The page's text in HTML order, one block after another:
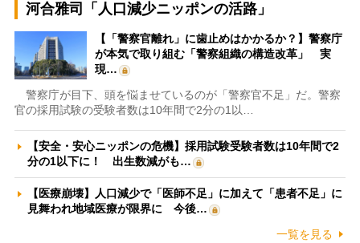
河合雅司「人口減少ニッポンの活路」
【「警察官離れ」に歯止めはかかるか？】警察庁
が本気で取り組む「警察組織の構造改革」 実
現…
警察庁が目下、頭を悩ませているのが「警察官不足」だ。警察
官の採用試験の受験者数は10年間で2分の1以…
【安全・安心ニッポンの危機】採用試験受験者数は10年間で2
分の1以下に！ 出生数減がも…
【医療崩壊】人口減少で「医師不足」に加えて「患者不足」に
見舞われ地域医療が限界に 今後…
一覧を見る